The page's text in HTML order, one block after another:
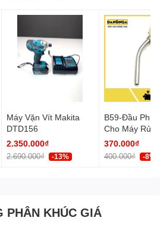
Máy Vặn Vít Makita
DTD156
2.350.000₫
2.690.000₫ -13%
B59-Đầu
Cho Máy Rửa
370.000₫
400.000₫ -8%
PHÂN KHÚC GIÁ